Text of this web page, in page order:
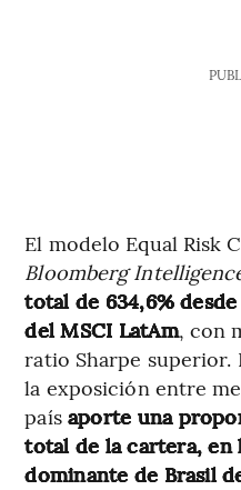
El modelo Equal Risk
Bloomberg
total de 634,6%
del MSCI LatAm, con
ratio Sharpe superior.
la exposición entre
país aporte una
total de la cartera, en
dominante de Brasil